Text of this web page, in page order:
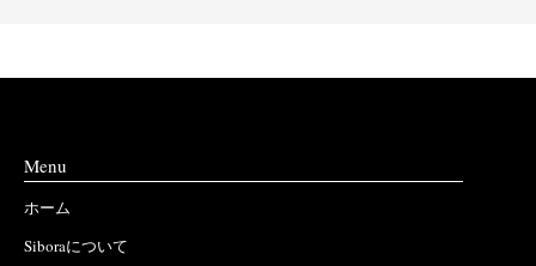
Menu
ホーム
Siboraについて